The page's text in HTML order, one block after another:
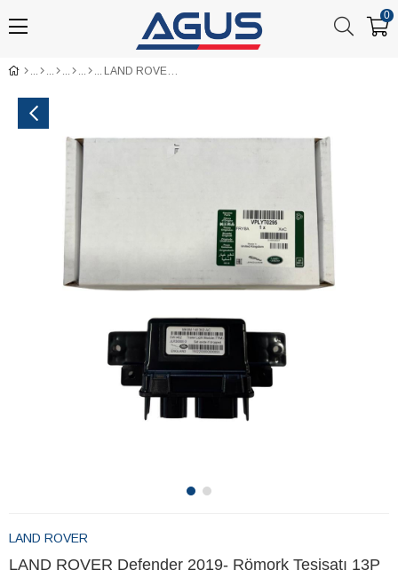
0
LAND ROVER Defender 2019- Römork Tesisatı 13P
LAND ROVER
LAND ROVER Defender 2019- Römork Tesisatı 13P